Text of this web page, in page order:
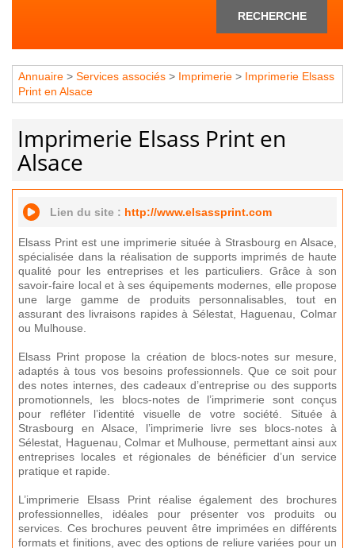
RECHERCHE
Annuaire > Services associés > Imprimerie > Imprimerie Elsass
Print en Alsace
Imprimerie Elsass Print en
Alsace
Lien du site : http://www.elsassprint.com
Elsass Print est une imprimerie située à Strasbourg en Alsace,
spécialisée dans la réalisation de supports imprimés de haute
qualité pour les entreprises et les particuliers. Grâce à son
savoir-faire local et à ses équipements modernes, elle propose
une large gamme de produits personnalisables, tout en
assurant des livraisons rapides à Sélestat, Haguenau, Colmar
ou Mulhouse.
Elsass Print propose la création de blocs-notes sur mesure,
adaptés à tous vos besoins professionnels. Que ce soit pour
des notes internes, des cadeaux d’entreprise ou des supports
promotionnels, les blocs-notes de l’imprimerie sont conçus
pour refléter l’identité visuelle de votre société. Située à
Strasbourg en Alsace, l’imprimerie livre ses blocs-notes à
Sélestat, Haguenau, Colmar et Mulhouse, permettant ainsi aux
entreprises locales et régionales de bénéficier d’un service
pratique et rapide.
L’imprimerie Elsass Print réalise également des brochures
professionnelles, idéales pour présenter vos produits ou
services. Ces brochures peuvent être imprimées en différents
formats et finitions, avec des options de reliure variées pour un